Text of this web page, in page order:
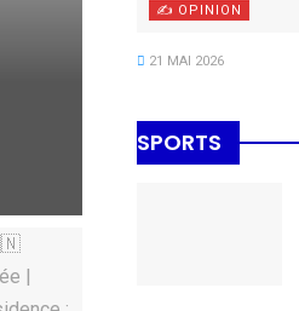
✍️ OPINION
21 MAI 2026
SPORTS